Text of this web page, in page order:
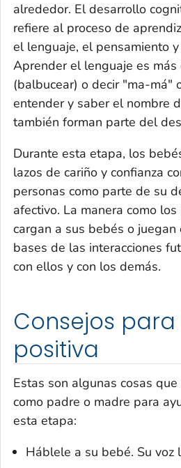
alrededor. El desarrollo
refiere al proceso de
el lenguaje, el pensamiento
Aprender el lenguaje es más
(balbucear) o decir "ma-má"
entender y saber el nombre
también forman parte del
Durante esta etapa, los
lazos de cariño y confianza
personas como parte de su
afectivo. La manera como
cargan a sus bebés o
bases de las interacciones
con ellos y con los demás.
Consejos
positiva
Estas son algunas cosas
como padre o madre para
esta etapa:
Háblele a su bebé. Su voz